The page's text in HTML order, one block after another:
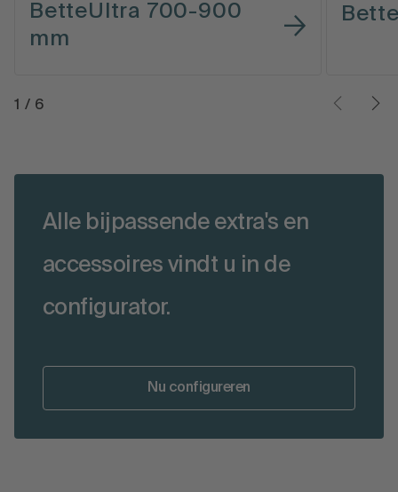
BetteUltra 700-900
mm
1 / 6
Alle bijpassende extra's en
accessoires vindt u in de
configurator.
Nu configureren